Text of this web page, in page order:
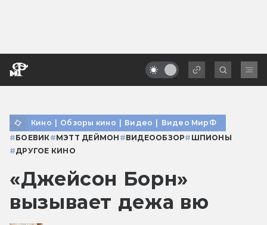
Кино | Обзоры кино | Видео | Видео МирФ
#БОЕВИК#МЭТТ ДЕЙМОН #ВИДЕООБЗОР# ШПИОНЫ
#ДРУГОЕ КИНО
«Джейсон Борн»
вызывает дежа вю